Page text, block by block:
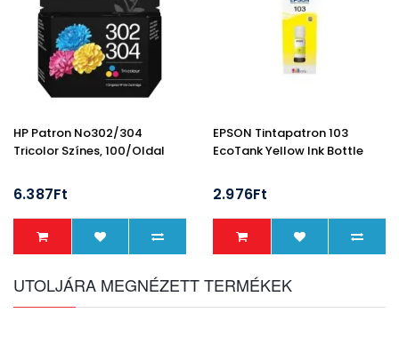
HP Patron No302/304
Tricolor Színes, 100/oldal
6.387Ft
EPSON Tintapatron 103
EcoTank Yellow Ink Bottle
2.976Ft
UTOLJÁRA MEGNÉZETT TERMÉKEK